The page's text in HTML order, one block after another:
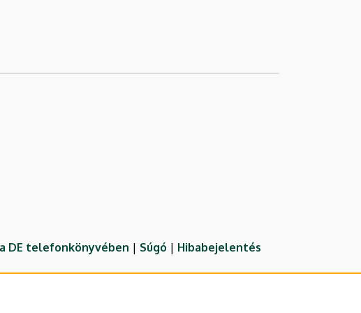
DE telefonkönyvében | Súgó | Hibabejelentés